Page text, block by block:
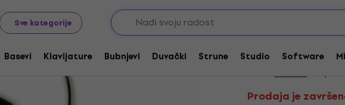
Sve kategorije
Basevi Klavijature Bubnjevi Duvački Strune Studio Software
Gitarski magneti Magneti za akustične gitare
Prodaja je završena
Fishman Matrix
Kod
Prodaja je